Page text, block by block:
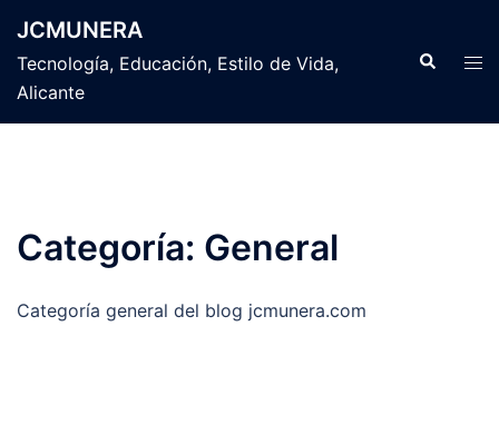
contenido
JCMUNERA
Tecnología, Educación, Estilo de Vida,
Alicante
Buscar
Categoría: General
Categoría general del blog jcmunera.com